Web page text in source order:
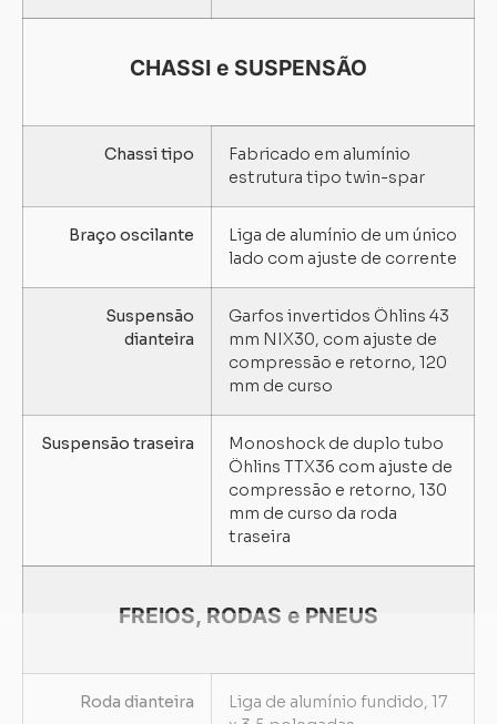
CHASSI e SUSPENSÃO
Chassi tipo
Fabricado em alumínio
estrutura tipo twin-spar
Braço oscilante
Liga de alumínio de um único
lado com ajuste de corrente
Suspensão
dianteira
Garfos invertidos Öhlins 43
mm NIX30, com ajuste de
compressão e retorno, 120
mm de curso
Suspensão traseira
Monoshock de duplo tubo
Öhlins TTX36 com ajuste de
compressão e retorno, 130
mm de curso da roda
traseira
FREIOS, RODAS e PNEUS
Roda dianteira
Liga de alumínio fundido, 17